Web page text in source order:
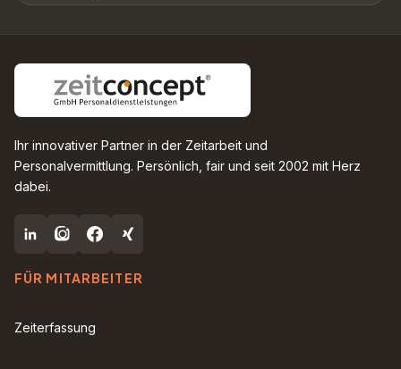
Ihr innovativer Partner in der Zeitarbeit und
Personalvermittlung. Persönlich, fair und seit 2002 mit Herz
dabei.
FÜR MITARBEITER
Zeiterfassung